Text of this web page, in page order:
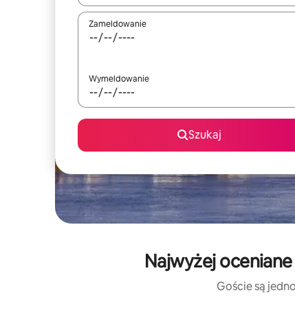
Zameldowanie
Wymeldowanie
Szukaj
Najwyżej
Goście są